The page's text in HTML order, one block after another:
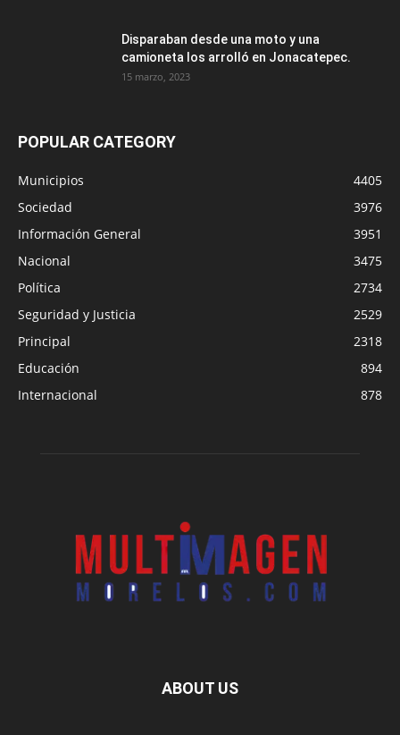
Disparaban desde una moto y una
camioneta los arrolló en Jonacatepec.
15 marzo, 2023
POPULAR CATEGORY
Municipios
4405
Sociedad
3976
Información General
3951
Nacional
3475
Política
2734
Seguridad y Justicia
2529
Principal
2318
Educación
894
Internacional
878
ABOUT US